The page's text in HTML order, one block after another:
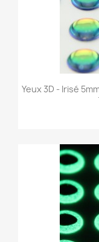
Yeux 3D - Irisé